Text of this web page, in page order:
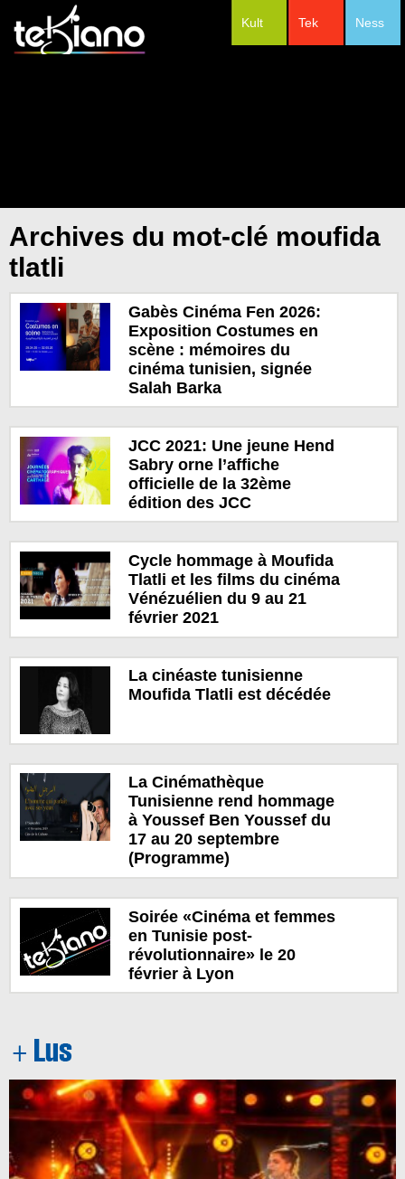
Ness
Tek
Kult
Archives du mot-clé moufida
tlatli
Gabès Cinéma Fen 2026:
Exposition Costumes en
scène : mémoires du
cinéma tunisien, signée
Salah Barka
JCC 2021: Une jeune Hend
Sabry orne l’affiche
officielle de la 32ème
édition des JCC
Cycle hommage à Moufida
Tlatli et les films du cinéma
Vénézuélien du 9 au 21
février 2021
La cinéaste tunisienne
Moufida Tlatli est décédée
La Cinémathèque
Tunisienne rend hommage
à Youssef Ben Youssef du
17 au 20 septembre
(Programme)
Soirée «Cinéma et femmes
en Tunisie post-
révolutionnaire» le 20
février à Lyon